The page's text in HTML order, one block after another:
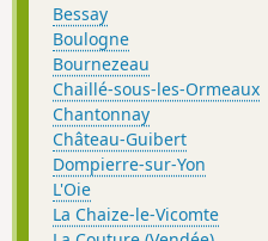
Bessay
Boulogne
Bournezeau
Chaillé-sous-les-Ormeaux
Chantonnay
Château-Guibert
Dompierre-sur-Yon
L'Oie
La Chaize-le-Vicomte